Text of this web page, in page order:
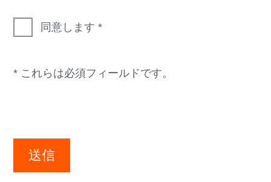
同意します
* これらは必須フィールドです。
送信